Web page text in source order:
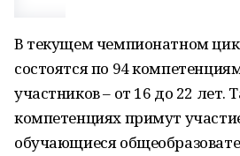
В текущем чемпионатном
состоятся по 94
участников – от 16 до 22 лет.
компетенциях примут
обучающиеся